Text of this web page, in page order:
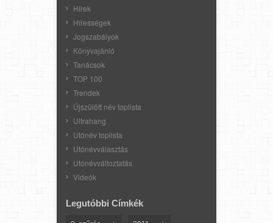
Hírek
Hírességek
Jogszabályok
Könyvajánló
Tanácsok
TOP 100
Trendek
Újszülött név toplista
Ultrahang
Utónév toplista
Utónévválasztás
Utónévváltoztatás
Videók
Legutóbbi Címkék